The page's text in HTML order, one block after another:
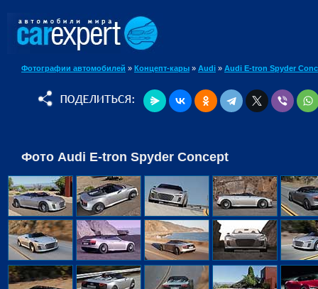
Фотографии автомобилей » Концепт-кары » Audi » Audi E-tron Spyder
Фото Audi E-tron Spyder Concept